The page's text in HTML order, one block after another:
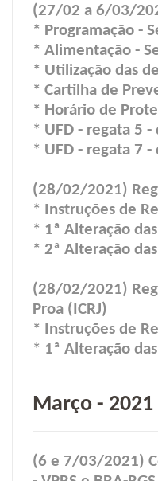
(27/02 a 6/03/
* Programação -
* Alimentação -
* Utilização das
* Cartilha de
* Horário de
* UFD - regata 5
* UFD - regata 7
(28/02/2021)
* Instruções de
* 1ª Alteração
* 2ª Alteração
(28/02/2021)
Proa (ICRJ)
* Instruções de
* 1ª Alteração
Março - 2021
(6 e 7/03/2021)